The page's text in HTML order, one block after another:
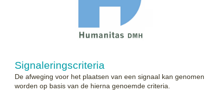
Signaleringscriteria
De afweging voor het plaatsen van een signaal kan genomen
worden op basis van de hierna genoemde criteria.